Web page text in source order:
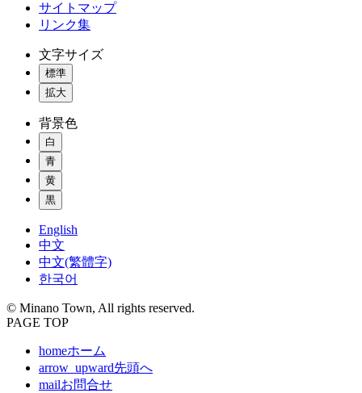
サイトマップ
リンク集
文字サイズ
標準
拡大
背景色
白
青
黄
黒
English
中文
中文(繁體字)
한국어
© Minano Town, All rights reserved.
PAGE TOP
homeホーム
arrow_upward先頭へ
mailお問合せ